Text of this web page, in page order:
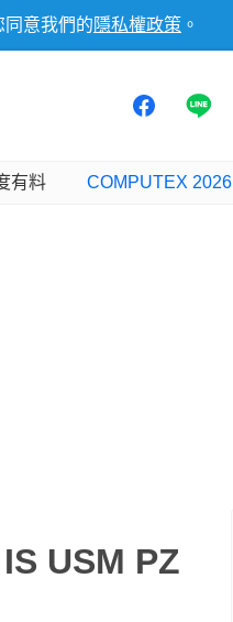
意我們的 隱私權政策 。
有料 COMPUTEX 2026
USM PZ